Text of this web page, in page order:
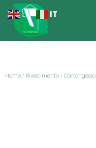
Home / Rivestimento / Cartongesso
EN IT